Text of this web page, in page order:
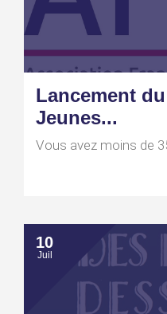
Lancement
Jeunes...
Vous avez moins de
10
Juil